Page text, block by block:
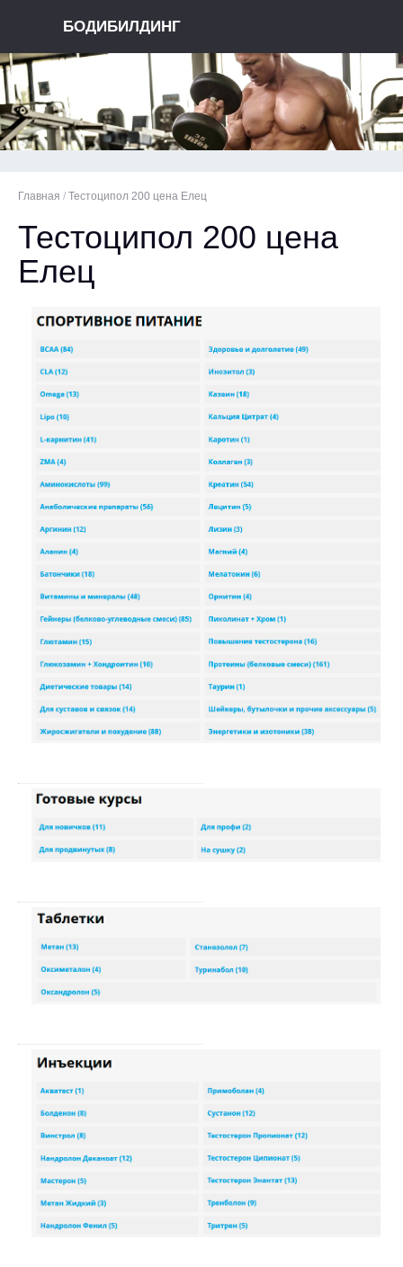
БОДИБИЛДИНГ
Главная / Тестоципол 200 цена Елец
Тестоципол 200 цена
Елец